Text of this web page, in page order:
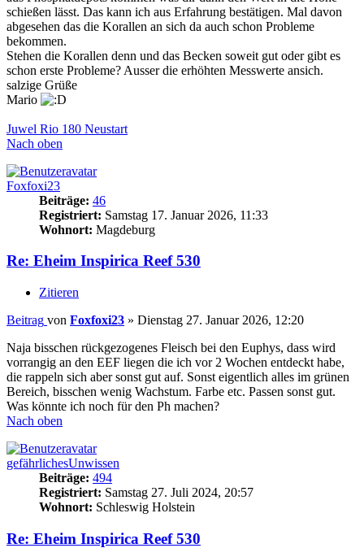
schießen lässt. Das kann ich aus Erfahrung bestätigen. Mal davon
abgesehen das die Korallen an sich da auch schon Probleme
bekommen.
Stehen die Korallen denn und das Becken soweit gut oder gibt es
schon erste Probleme? Ausser die erhöhten Messwerte ansich.
salzige Grüße
Mario
Juwel Rio 180 Neustart
Nach oben
Foxfoxi23
Beiträge: 46
Registriert: Samstag 17. Januar 2026, 11:33
Wohnort: Magdeburg
Re: Eheim Inspirica Reef 530
Zitieren
Beitrag von Foxfoxi23 » Dienstag 27. Januar 2026, 12:20
Naja bisschen rückgezogenes Fleisch bei den Euphys, dass wird
vorrangig an den EEF liegen die ich vor 2 Wochen entdeckt habe,
die rappeln sich aber sonst gut auf. Sonst eigentlich alles im grünen
Bereich, bisschen wenig Wachstum. Farbe etc. Passen sonst gut.
Was könnte ich noch für den Ph machen?
Nach oben
gefährlichesUnwissen
Beiträge: 494
Registriert: Samstag 27. Juli 2024, 20:57
Wohnort: Schleswig Holstein
Re: Eheim Inspirica Reef 530